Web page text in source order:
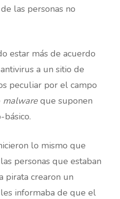
las personas no
estar más de acuerdo
a un sitio de
peculiar por el campo
malwareque suponen
lo mismo que
personas que estaban
pirata crearon un
informaba de que el